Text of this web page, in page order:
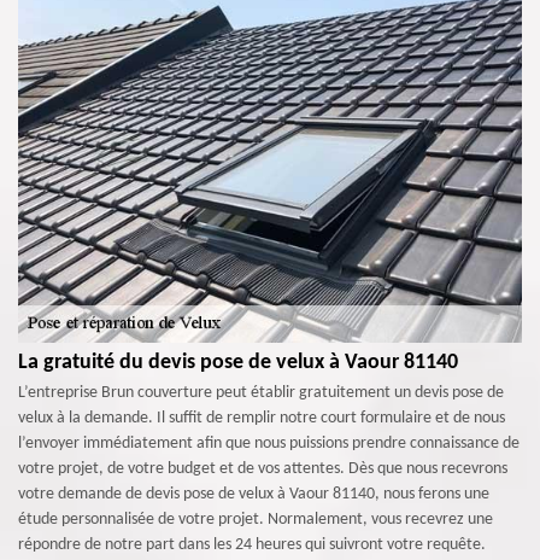
La gratuité du devis pose de velux à Vaour 81140
L’entreprise Brun couverture peut établir gratuitement un devis pose de
velux à la demande. Il suffit de remplir notre court formulaire et de nous
l’envoyer immédiatement afin que nous puissions prendre connaissance de
votre projet, de votre budget et de vos attentes. Dès que nous recevrons
votre demande de devis pose de velux à Vaour 81140, nous ferons une
étude personnalisée de votre projet. Normalement, vous recevrez une
répondre de notre part dans les 24 heures qui suivront votre requête.